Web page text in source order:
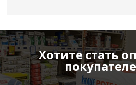
Хотите стать